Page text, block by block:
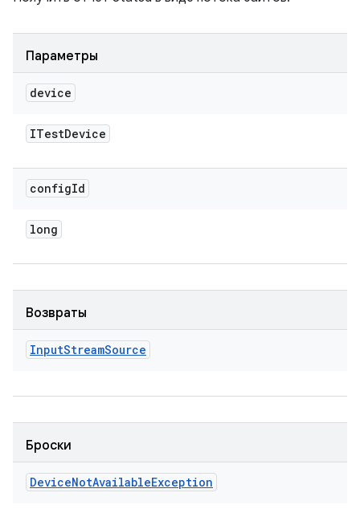
Параметры
device
ITestDevice
configId
long
Возвраты
InputStreamSource
Броски
DeviceNotAvailableException